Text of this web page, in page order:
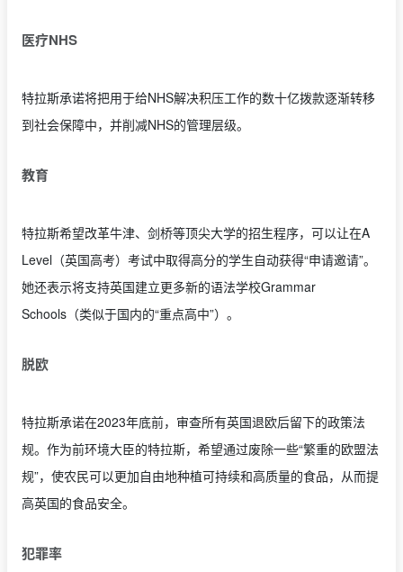
医疗NHS
特拉斯承诺将把用于给NHS解决积压工作的数十亿拨款逐渐转移
到社会保障中，并削减NHS的管理层级。
教育
特拉斯希望改革牛津、剑桥等顶尖大学的招生程序，可以让在A
Level（英国高考）考试中取得高分的学生自动获得“申请邀请”。
她还表示将支持英国建立更多新的语法学校Grammar
Schools（类似于国内的“重点高中”）。
脱欧
特拉斯承诺在2023年底前，审查所有英国退欧后留下的政策法
规。作为前环境大臣的特拉斯，希望通过废除一些“繁重的欧盟法
规”，使农民可以更加自由地种植可持续和高质量的食品，从而提
高英国的食品安全。
犯罪率